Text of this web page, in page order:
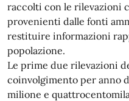
raccolti con le rilevazioni
provenienti dalle fonti
restituire informazioni
popolazione.
Le prime due rilevazioni
coinvolgimento per anno
milione e